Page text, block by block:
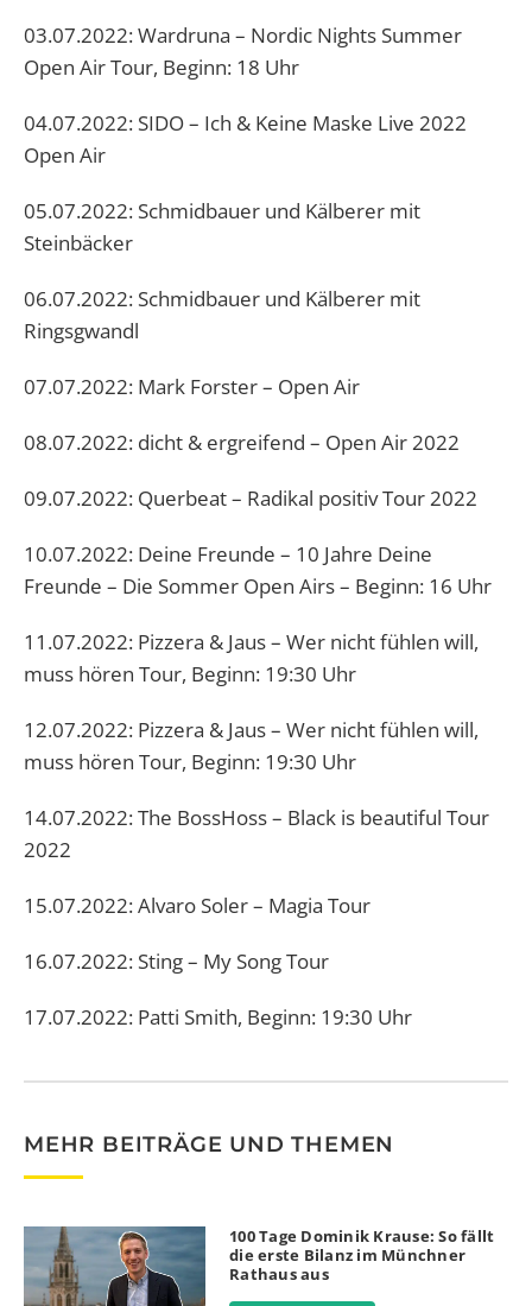
03.07.2022: Wardruna – Nordic Nights Summer
Open Air Tour, Beginn: 18 Uhr
04.07.2022: SIDO – Ich & Keine Maske Live 2022
Open Air
05.07.2022: Schmidbauer und Kälberer mit
Steinbäcker
06.07.2022: Schmidbauer und Kälberer mit
Ringsgwandl
07.07.2022: Mark Forster – Open Air
08.07.2022: dicht & ergreifend – Open Air 2022
09.07.2022: Querbeat – Radikal positiv Tour 2022
10.07.2022: Deine Freunde – 10 Jahre Deine
Freunde – Die Sommer Open Airs – Beginn: 16 Uhr
11.07.2022: Pizzera & Jaus – Wer nicht fühlen will,
muss hören Tour, Beginn: 19:30 Uhr
12.07.2022: Pizzera & Jaus – Wer nicht fühlen will,
muss hören Tour, Beginn: 19:30 Uhr
14.07.2022: The BossHoss – Black is beautiful Tour
2022
15.07.2022: Alvaro Soler – Magia Tour
16.07.2022: Sting – My Song Tour
17.07.2022: Patti Smith, Beginn: 19:30 Uhr
MEHR BEITRÄGE UND THEMEN
100 Tage Dominik Krause: So fällt
die erste Bilanz im Münchner
Rathaus aus